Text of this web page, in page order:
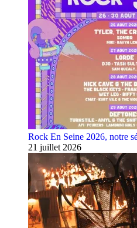
Rock En Seine 2026, notre
21 juillet 2026